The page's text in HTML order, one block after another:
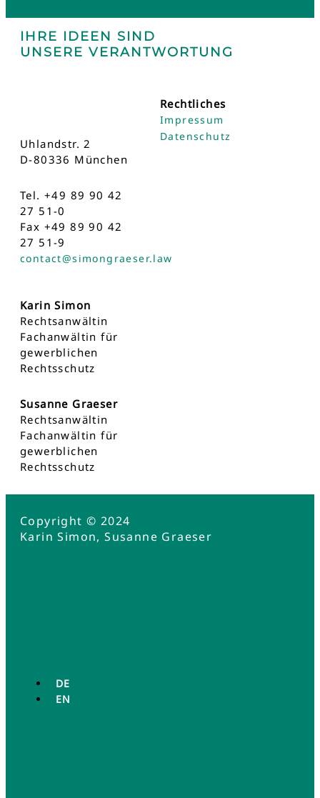
IHRE IDEEN SIND
UNSERE VERANTWORTUNG
Uhlandstr. 2
D-80336 München
Tel. +49 89 90 42
27 51-0
Fax +49 89 90 42
27 51-9
contact@simongraeser.law
Karin Simon
Rechtsanwältin
Fachanwältin für
gewerblichen
Rechtsschutz
Susanne Graeser
Rechtsanwältin
Fachanwältin für
gewerblichen
Rechtsschutz
Rechtliches
Impressum
Datenschutz
Copyright © 2024
Karin Simon, Susanne Graeser
DE
EN